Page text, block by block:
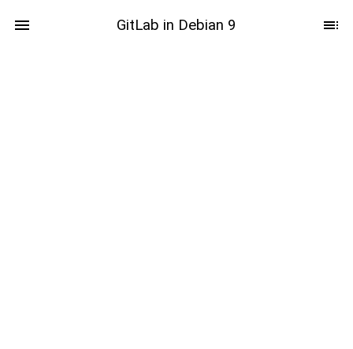
GitLab in Debian 9